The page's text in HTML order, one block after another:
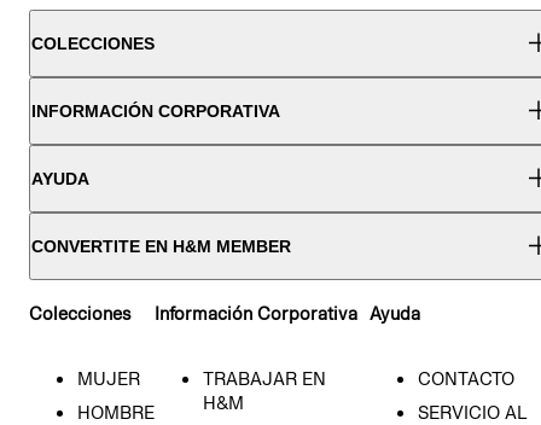
COLECCIONES
INFORMACIÓN CORPORATIVA
AYUDA
CONVERTITE EN H&M MEMBER
Colecciones
MUJER
HOMBRE
Información Corporativa
TRABAJAR EN
H&M
Ayuda
CONTACTO
SERVICIO AL